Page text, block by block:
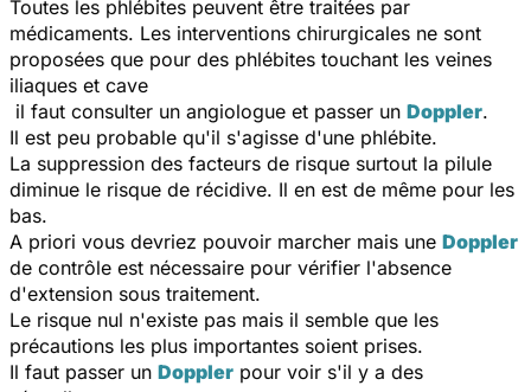
Toutes les phlébites peuvent être traitées par
médicaments. Les interventions chirurgicales ne sont
proposées que pour des phlébites touchant les veines
iliaques et cave
il faut consulter un angiologue et passer un Doppler.
Il est peu probable qu'il s'agisse d'une phlébite.
La suppression des facteurs de risque surtout la pilule
diminue le risque de récidive. Il en est de même pour les
bas.
A priori vous devriez pouvoir marcher mais une Doppler
de contrôle est nécessaire pour vérifier l'absence
d'extension sous traitement.
Le risque nul n'existe pas mais il semble que les
précautions les plus importantes soient prises.
Il faut passer un Doppler pour voir s'il y a des